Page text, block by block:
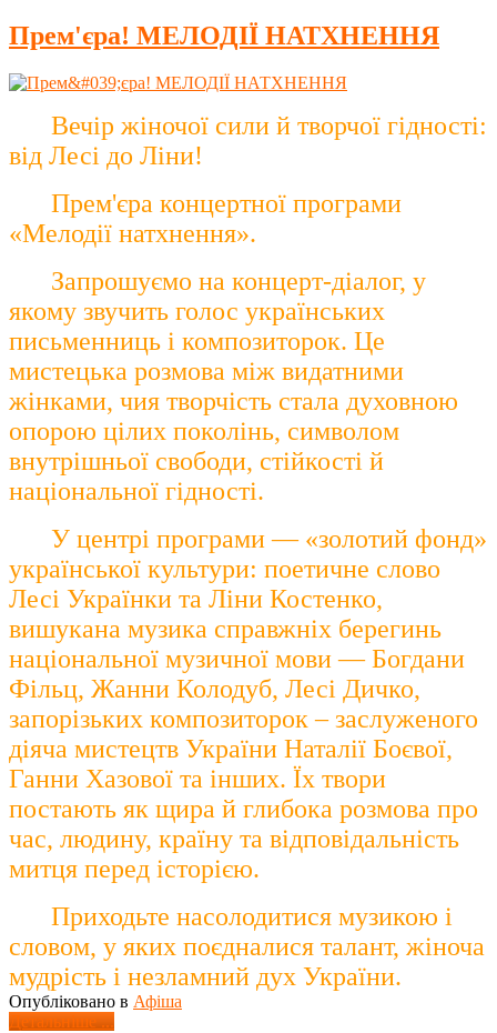
Прем'єра! МЕЛОДІЇ НАТХНЕННЯ
Вечір жіночої сили й творчої гідності:
від Лесі до Ліни!
Прем'єра концертної програми
«Мелодії натхнення».
Запрошуємо на концерт-діалог, у
якому звучить голос українських
письменниць і композиторок. Це
мистецька розмова між видатними
жінками, чия творчість стала духовною
опорою цілих поколінь, символом
внутрішньої свободи, стійкості й
національної гідності.
У центрі програми — «золотий фонд»
української культури: поетичне слово
Лесі Українки та Ліни Костенко,
вишукана музика справжніх берегинь
національної музичної мови — Богдани
Фільц, Жанни Колодуб, Лесі Дичко,
запорізьких композиторок – заслуженого
діяча мистецтв України Наталії Боєвої,
Ганни Хазової та інших. Їх твори
постають як щира й глибока розмова про
час, людину, країну та відповідальність
митця перед історією.
Приходьте насолодитися музикою і
словом, у яких поєдналися талант, жіноча
мудрість і незламний дух України.
Опубліковано в Афіша
Детальніше ...